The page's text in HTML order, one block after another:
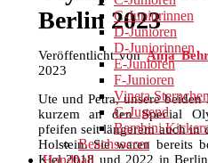
C-Juniorinnen
D-Junioren
D-Juniorinnen
E-Junioren
F-Junioren
Vineta
G-Jugend
Bambini Kickers
Beachsoccer
Handball
Berlin 2023
Veröffentlicht vonAnja
2023
Ute und Petra, unsere
kurzem an den Special
pfeifen seit längerem auch in
Holstein. Sie waren bereits
Kiel 2018 und 2022 in